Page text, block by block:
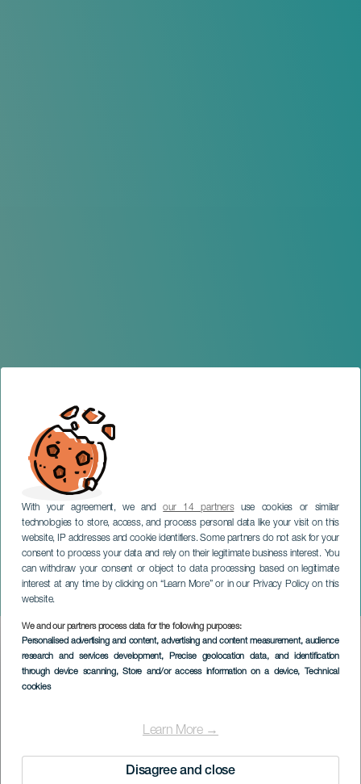
With your agreement, we andour 14 partnersuse cookies or similar
technologies to store, access, and process personal data like your visit on this
website, IP addresses and cookie identifiers. Some partners do not ask for your
consent to process your data and rely on their legitimate business interest. You
can withdraw your consent or object to data processing based on legitimate
interest at any time by clicking on “Learn More” or in our Privacy Policy on this
website.
We and our partners process data for the following purposes:
Personalised advertising and content, advertising and content measurement, audience
research and services development, Precise geolocation data, and identification
through device scanning, Store and/or access information on a device, Technical
cookies
Learn More →
Disagree and close
Ensemble Nasmé och
Michael Barenboim på
konsert
TENERIFE
Imagen
Listado